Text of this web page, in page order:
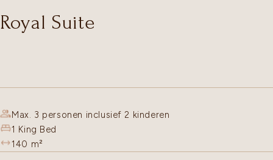
Royal Suite
Max. 3 personen inclusief 2 kinderen
1 King Bed
140 m²